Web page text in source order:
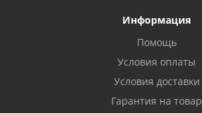
Информация
Помощь
Условия оплаты
Условия доставки
Гарантия на товар